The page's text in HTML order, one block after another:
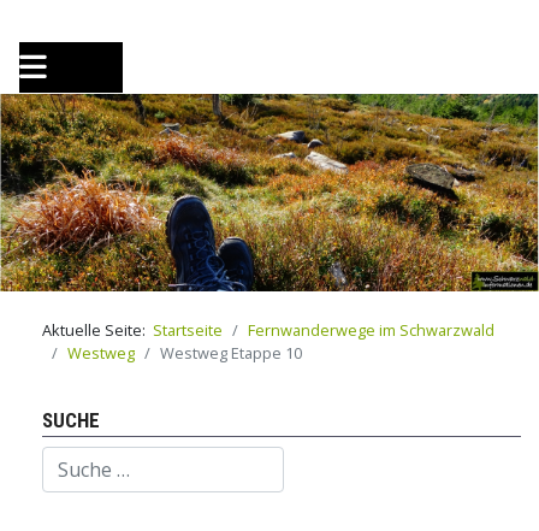
Aktuelle Seite: Startseite
Fernwanderwege im Schwarzwald
Westweg
Westweg Etappe 10
SUCHE
Suchen